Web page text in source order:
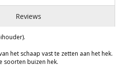
Reviews
het schaap vast te zetten aan het hek.
soorten buizen hek.